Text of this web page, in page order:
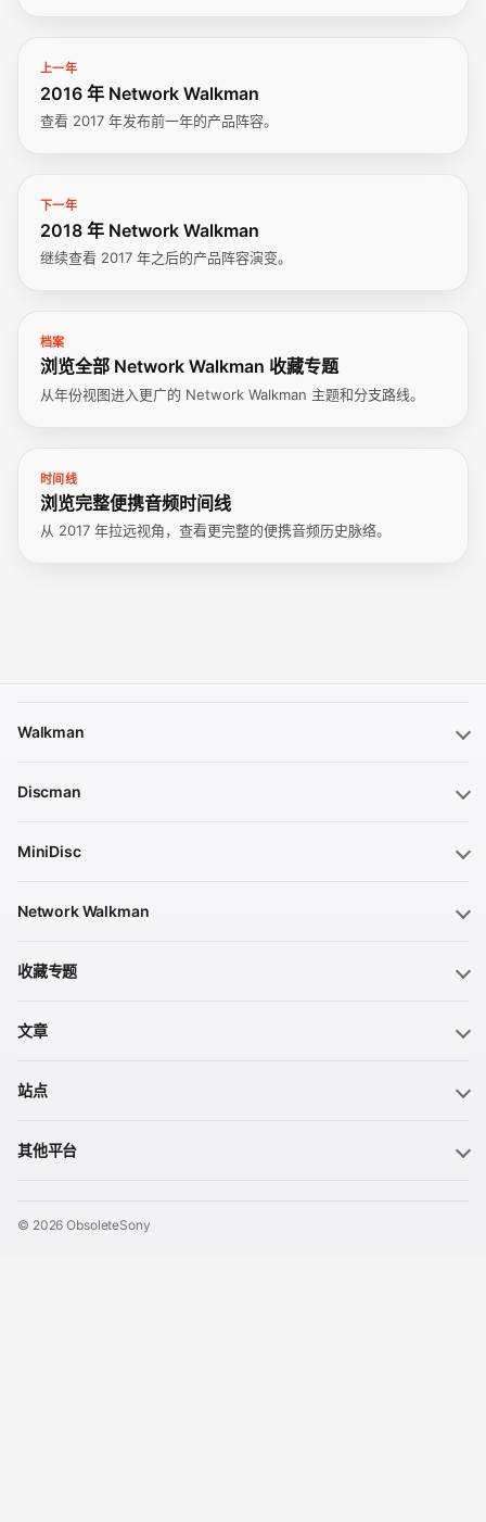
上一年
2016 年 Network Walkman
查看 2017 年发布前一年的产品阵容。
下一年
2018 年 Network Walkman
继续查看 2017 年之后的产品阵容演变。
档案
浏览全部 Network Walkman 收藏专题
从年份视图进入更广的 Network Walkman 主题和分支路线。
时间线
浏览完整便携音频时间线
从 2017 年拉远视角，查看更完整的便携音频历史脉络。
Walkman
Discman
MiniDisc
Network Walkman
收藏专题
文章
站点
其他平台
© 2026 ObsoleteSony